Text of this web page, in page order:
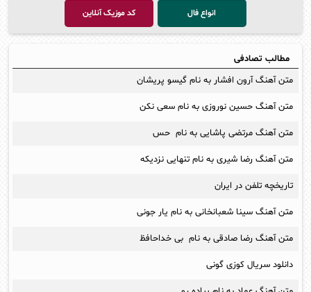
انواع فال کد موزیک آنلاین
مطالب تصادفی
متن آهنگ آرون افشار به نام گیسو پریشان
متن آهنگ حسین نوروزی به نام سعی نکن
متن آهنگ مرتضی پاشایی به نام حس
متن آهنگ رضا شیری به نام تنهایی نزدیکه
تاریخچه تلفن در ایران
متن آهنگ سینا شعبانخانی به نام یار جونی
متن آهنگ رضا صادقی به نام بی خداحافظ
دانلود سریال کوزی گونی